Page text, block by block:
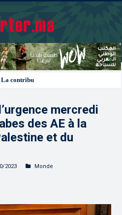
mercredi
des AE à la
et du
2023
Monde